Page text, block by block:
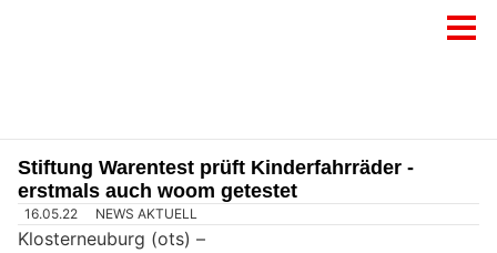
Stiftung Warentest prüft Kinderfahrräder -
erstmals auch woom getestet
16.05.22 NEWS AKTUELL
Klosterneuburg (ots) –